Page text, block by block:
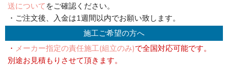
送について をご確認ください。
・ご注文後、入金は1週間以内でお願い致します。
施工ご希望の方へ
・ メーカー指定の責任施工(組立のみ)で全国対応可能です。
別途お見積もりさせて頂きます。